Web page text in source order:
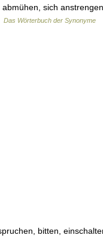
sich
Das Wörterbuch der Synonyme
bitten,